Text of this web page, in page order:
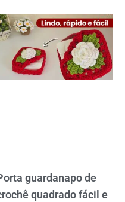
guardanapo de
quadrado fácil e